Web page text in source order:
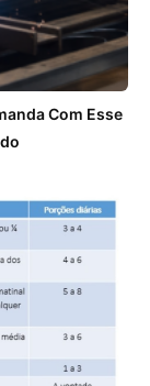
Com Esse